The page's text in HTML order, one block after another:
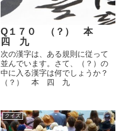
Q１７０ （？） 本
四 九
次の漢字は、ある規則に従って
並んでいます。さて、（？）の
中に入る漢字は何でしょうか？
（？） 本 四 九
クイズ